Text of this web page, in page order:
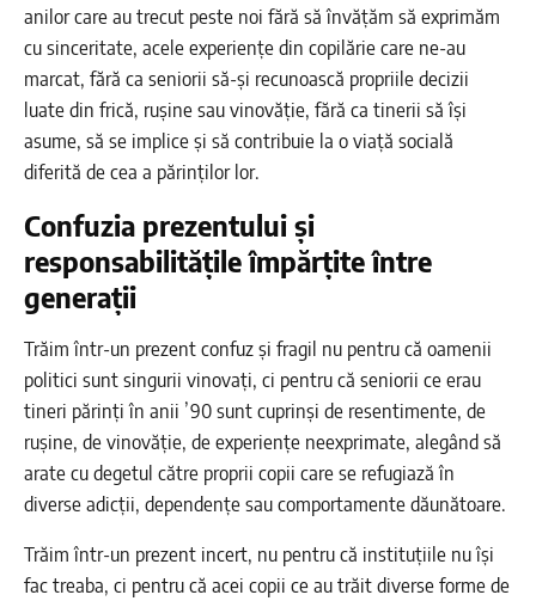
anilor care au trecut peste noi fără să învățăm să exprimăm
cu sinceritate, acele experiențe din copilărie care ne-au
marcat, fără ca seniorii să-și recunoască propriile decizii
luate din frică, rușine sau vinovăție, fără ca tinerii să își
asume, să se implice și să contribuie la o viață socială
diferită de cea a părinților lor.
Confuzia prezentului și
responsabilitățile împărțite între
generații
Trăim într-un prezent confuz și fragil nu pentru că oamenii
politici sunt singurii vinovați, ci pentru că seniorii ce erau
tineri părinți în anii ’90 sunt cuprinși de resentimente, de
rușine, de vinovăție, de experiențe neexprimate, alegând să
arate cu degetul către proprii copii care se refugiază în
diverse adicții, dependențe sau comportamente dăunătoare.
Trăim într-un prezent incert, nu pentru că instituțiile nu își
fac treaba, ci pentru că acei copii ce au trăit diverse forme de